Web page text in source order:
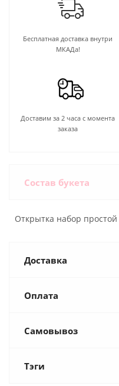
Бесплатная доставка внутри
МКАДа!
Доставим за 2 часа с момента
заказа
Состав букета
Открытка набор простой
Доставка
Оплата
Самовывоз
Тэги